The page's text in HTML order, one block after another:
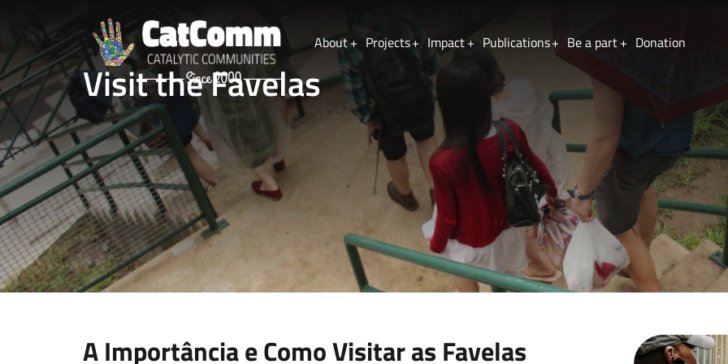
About Projects Impact Publications Be a part Donation
Visit the Favelas
A Importância e Como Visitar as Favelas
Name Lastname
Email
Leave a message